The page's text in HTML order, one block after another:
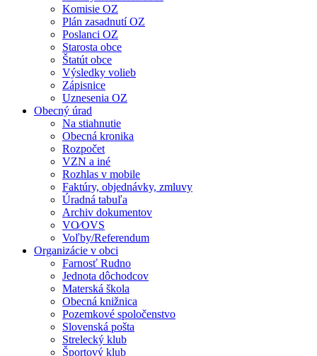
Komisie OZ
Plán zasadnutí OZ
Poslanci OZ
Starosta obce
Štatút obce
Výsledky volieb
Zápisnice
Uznesenia OZ
Obecný úrad
Na stiahnutie
Obecná kronika
Rozpočet
VZN a iné
Rozhlas v mobile
Faktúry, objednávky, zmluvy
Úradná tabuľa
Archiv dokumentov
VO⁄OVS
Voľby/Referendum
Organizácie v obci
Farnosť Rudno
Jednota dôchodcov
Materská škola
Obecná knižnica
Pozemkové spoločenstvo
Slovenská pošta
Strelecký klub
Športový klub